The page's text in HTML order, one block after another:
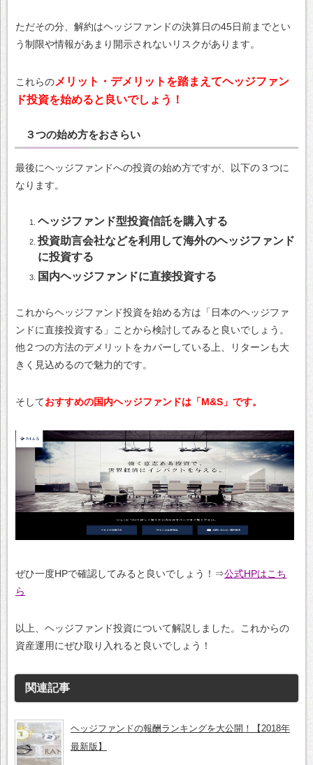
ただその分、解約はヘッジファンドの決算日の45日前までとい
う制限や情報があまり開示されないリスクがあります。
これらのメリット・デメリットを踏まえてヘッジファン
ド投資を始めると良いでしょう！
３つの始め方をおさらい
最後にヘッジファンドへの投資の始め方ですが、以下の３つに
なります。
ヘッジファンド型投資信託を購入する
投資助言会社などを利用して海外のヘッジファンド
に投資する
国内ヘッジファンドに直接投資する
これからヘッジファンド投資を始める方は「日本のヘッジファ
ンドに直接投資する」ことから検討してみると良いでしょう。
他２つの方法のデメリットをカバーしている上、リターンも大
きく見込めるので魅力的です。
そしておすすめの国内ヘッジファンドは「M&S」です。
ぜひ一度HPで確認してみると良いでしょう！⇒公式HPはこち
ら
以上、ヘッジファンド投資について解説しました。これからの
資産運用にぜひ取り入れると良いでしょう！
関連記事
ヘッジファンドの報酬ランキングを大公開！【2018年
最新版】